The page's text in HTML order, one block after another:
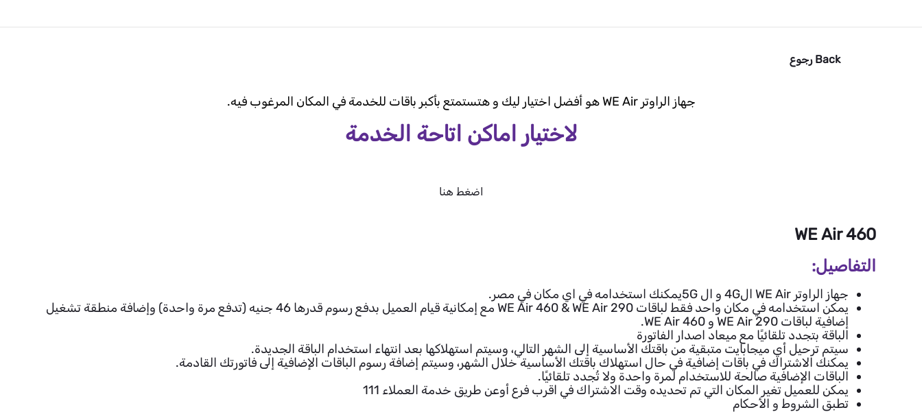
Back رجوع
جهاز الراوتر WE Air هو أفضل اختيار ليك و هتستمتع بأكبر باقات للخدمة في المكان المرغوب فيه.
لاختيار اماكن اتاحة الخدمة
اضغط هنا
WE Air 460
التفاصيل:
جهاز الراوتر WE Air ال4G و ال 5Gيمكنك استخدامه في اي مكان في مصر.
يمكن استخدامه في مكان واحد فقط لباقات WE Air 460 & WE Air 290 مع إمكانية قيام العميل بدفع رسوم قدرها 46 جنيه (تدفع مرة واحدة) وإضافة منطقة تشغيل
إضافية لباقات WE Air 290 و WE Air 460.
الباقة بتجدد تلقائيًا مع ميعاد اصدار الفاتورة
سيتم ترحيل أي ميجابايت متبقية من باقتك الأساسية إلى الشهر التالي، وسيتم استهلاكها بعد انتهاء استخدام الباقة الجديدة.
يمكنك الاشتراك في باقات إضافية في حال استهلاك باقتك الأساسية خلال الشهر، وسيتم إضافة رسوم الباقات الإضافية إلى فاتورتك القادمة.
الباقات الإضافية صالحة للاستخدام لمرة واحدة ولا تُجدد تلقائيًا.
يمكن للعميل تغير المكان التي تم تحديده وقت الاشتراك في اقرب فرع أوعن طريق خدمة العملاء 111
تطبق الشروط و الأحكام